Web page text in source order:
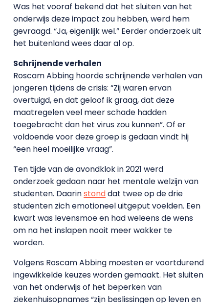
Was het vooraf bekend dat het sluiten van het
onderwijs deze impact zou hebben, werd hem
gevraagd. “Ja, eigenlijk wel.” Eerder onderzoek uit
het buitenland wees daar al op.
Schrijnende verhalen
Roscam Abbing hoorde schrijnende verhalen van
jongeren tijdens de crisis: “Zij waren ervan
overtuigd, en dat geloof ik graag, dat deze
maatregelen veel meer schade hadden
toegebracht dan het virus zou kunnen”. Of er
voldoende voor deze groep is gedaan vindt hij
“een heel moeilijke vraag”.
Ten tijde van de avondklok in 2021 werd
onderzoek gedaan naar het mentale welzijn van
studenten. Daarinstonddat twee op de drie
studenten zich emotioneel uitgeput voelden. Een
kwart was levensmoe en had weleens de wens
om na het inslapen nooit meer wakker te
worden.
Volgens Roscam Abbing moesten er voortdurend
ingewikkelde keuzes worden gemaakt. Het sluiten
van het onderwijs of het beperken van
ziekenhuisopnames “zijn beslissingen op leven en